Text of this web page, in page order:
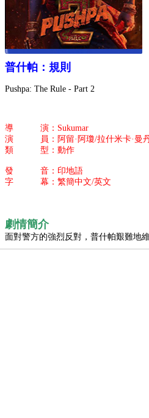
普什帕：規則
Pushpa: The Rule - Part 2
導 演：Sukumar
演 員：阿留·阿瓊/拉什米卡·曼丹
類 型：動作
發 音：印地語
字 幕：繁簡中文/英文
劇情簡介
面對警方的強烈反對，普什帕艱難地